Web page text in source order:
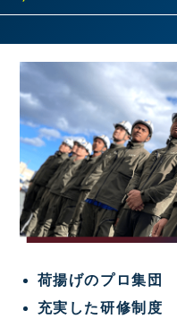
荷揚げのプロ集団
充実した研修制度